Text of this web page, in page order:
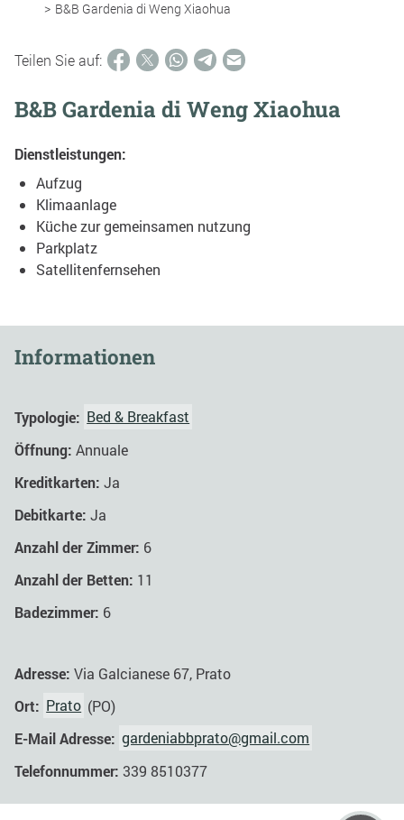
> B&B Gardenia di Weng Xiaohua
Teilen Sie auf:
B&B Gardenia di Weng Xiaohua
Dienstleistungen:
Aufzug
Klimaanlage
Küche zur gemeinsamen nutzung
Parkplatz
Satellitenfernsehen
Informationen
Typologie: Bed & Breakfast
Öffnung: Annuale
Kreditkarten: Ja
Debitkarte: Ja
Anzahl der Zimmer: 6
Anzahl der Betten: 11
Badezimmer: 6
Adresse: Via Galcianese 67, Prato
Ort: Prato (PO)
E-Mail Adresse: gardeniabbprato@gmail.com
Telefonnummer: 339 8510377